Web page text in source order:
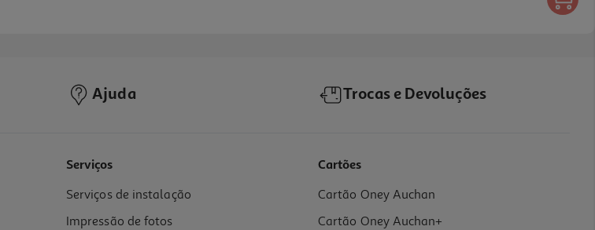
Ajuda Trocas e Devoluções
Serviços
Serviços de instalação
Impressão de fotos
Cartões
Cartão Oney Auchan
Cartão Oney Auchan+